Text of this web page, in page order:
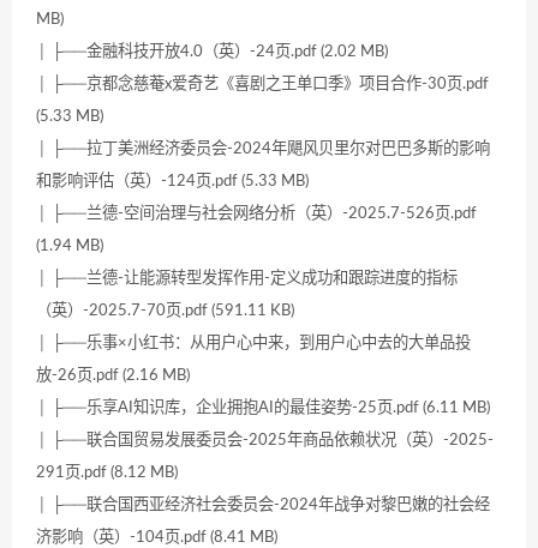
MB)
│ ├──金融科技开放4.0（英）-24页.pdf (2.02 MB)
│ ├──京都念慈菴x爱奇艺《喜剧之王单口季》项目合作-30页.pdf
(5.33 MB)
│ ├──拉丁美洲经济委员会-2024年飓风贝里尔对巴巴多斯的影响
和影响评估（英）-124页.pdf (5.33 MB)
│ ├──兰德-空间治理与社会网络分析（英）-2025.7-526页.pdf
(1.94 MB)
│ ├──兰德-让能源转型发挥作用-定义成功和跟踪进度的指标
（英）-2025.7-70页.pdf (591.11 KB)
│ ├──乐事×小红书：从用户心中来，到用户心中去的大单品投
放-26页.pdf (2.16 MB)
│ ├──乐享AI知识库，企业拥抱AI的最佳姿势-25页.pdf (6.11 MB)
│ ├──联合国贸易发展委员会-2025年商品依赖状况（英）-2025-
291页.pdf (8.12 MB)
│ ├──联合国西亚经济社会委员会-2024年战争对黎巴嫩的社会经
济影响（英）-104页.pdf (8.41 MB)